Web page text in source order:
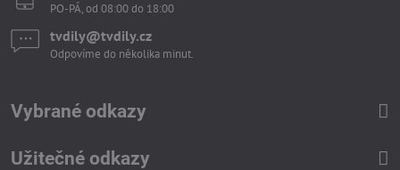
PO-PÁ, od 08:00 do 18:00
tvdily​@tvdily​.cz
Odpovíme do několika minut.
Vybrané odkazy
Užitečné odkazy